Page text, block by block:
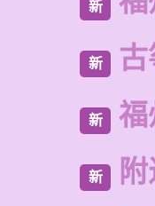
新
新
新 福
新